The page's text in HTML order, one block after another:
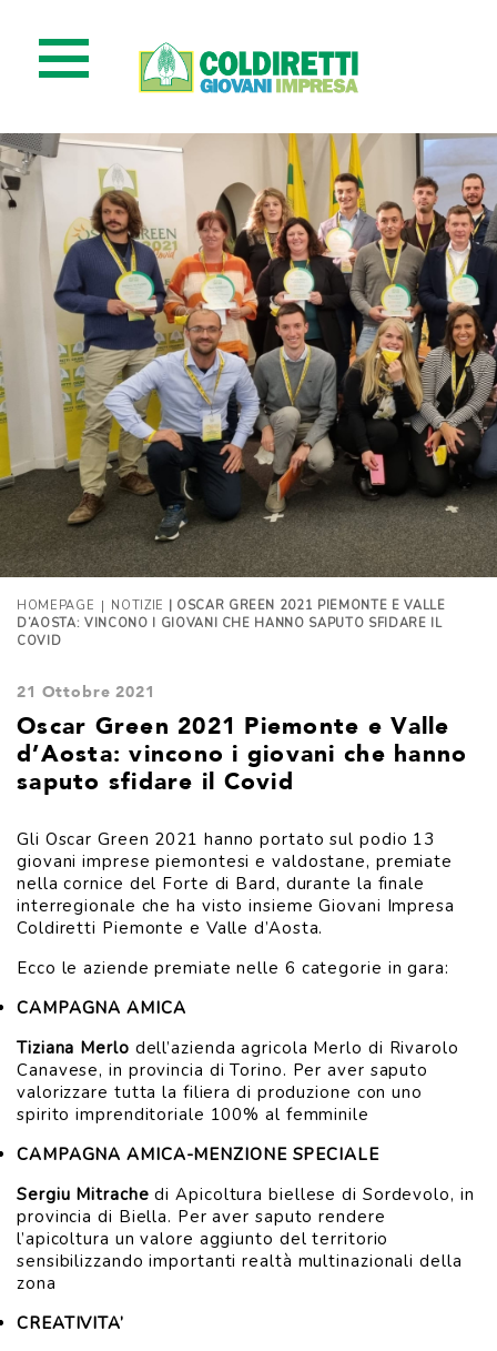
HOMEPAGE | NOTIZIE
| OSCAR GREEN 2021 PIEMONTE E VALLE
D’AOSTA: VINCONO I GIOVANI CHE HANNO SAPUTO SFIDARE IL
COVID
21 Ottobre 2021
Oscar Green 2021 Piemonte e Valle
d’Aosta: vincono i giovani che hanno
saputo sfidare il Covid
Gli Oscar Green 2021 hanno portato sul podio 13
giovani imprese piemontesi e valdostane, premiate
nella cornice del Forte di Bard, durante la finale
interregionale che ha visto insieme Giovani Impresa
Coldiretti Piemonte e Valle d’Aosta.
Ecco le aziende premiate nelle 6 categorie in gara:
CAMPAGNA AMICA
Tiziana Merlo dell’azienda agricola Merlo di Rivarolo
Canavese, in provincia di Torino. Per aver saputo
valorizzare tutta la filiera di produzione con uno
spirito imprenditoriale 100% al femminile
CAMPAGNA AMICA-MENZIONE SPECIALE
Sergiu Mitrachedi Apicoltura biellese di Sordevolo, in
provincia di Biella. Per aver saputo rendere
l’apicoltura un valore aggiunto del territorio
sensibilizzando importanti realtà multinazionali della
zona
CREATIVITA’